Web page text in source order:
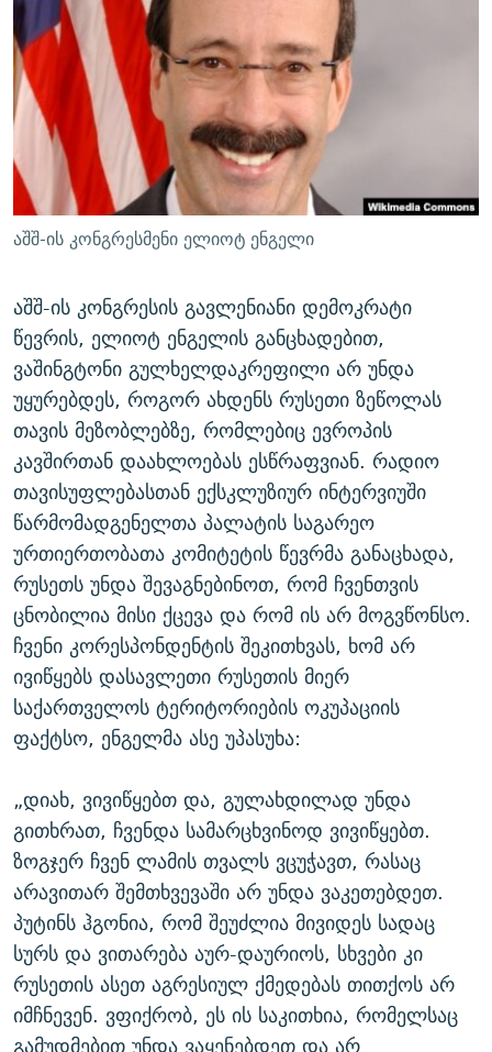
ᲛᲝᲚᲐᲞᲐᲠᲐᲙᲔ ᲢᲔᲥᲡᲢᲔᲑᲘ
ᲨᲘᲜ - ᲣᲪᲮᲝᲔᲗᲨᲘ
ᲚᲘᲢᲔᲠᲐᲢᲣᲠᲣᲚᲘ ᲬᲐᲮᲜᲐᲒᲔᲑᲘ
ᲐᲛᲔᲠᲘᲙᲣᲚᲘ ᲛᲝᲗᲮᲠᲝᲑᲐ
ᲘᲛᲞᲔᲠᲘᲐ ᲓᲐ ᲠᲐᲓᲘᲝ
ᲩᲔᲛᲘ ᲡᲘᲙᲕᲓᲘᲚᲘᲡ ᲛᲘᲖᲔᲖᲘᲐ COVID-19
11 ᲬᲔᲚᲘ - 11 ᲐᲛᲑᲐᲕᲘ
ᲡᲐᲞᲐᲠᲚᲐᲛᲔᲜᲢᲝ ᲐᲠᲩᲔᲕᲜᲔᲑᲘᲡ ᲘᲡᲢᲝᲠᲘᲐ
ᲑᲐᲕᲨᲕᲔᲑᲘ ᲞᲠᲝᲡᲢᲘᲢᲣᲪᲘᲐᲨᲘ - ᲐᲛᲝᲣᲗᲥᲛᲔᲚᲘ ᲐᲛᲑᲐᲕᲘ
5 ᲐᲛᲑᲐᲕᲘ - 20 ᲘᲕᲜᲘᲡᲡ ᲓᲐᲨᲐᲕᲔᲑᲣᲚᲔᲑᲘ
ᲐᲒᲕᲘᲡᲢᲝᲡ ᲝᲛᲘ
ПРИВЕТ ᲙᲣᲚᲢᲣᲠᲐ
ᲒᲐᲛᲝᲘᲬᲔᲠᲔ
რთე/რთ-ის ყველა საიტი
აშშ-ის კონგრესმენი ელიოტ ენგელი
აშშ-ის კონგრესის გავლენიანი დემოკრატი
წევრის, ელიოტ ენგელის განცხადებით,
ვაშინგტონი გულხელდაკრეფილი არ უნდა
უყურებდეს, როგორ ახდენს რუსეთი ზეწოლას
თავის მეზობლებზე, რომლებიც ევროპის
კავშირთან დაახლოებას ესწრაფვიან. რადიო
თავისუფლებასთან ექსკლუზიურ ინტერვიუში
წარმომადგენელთა პალატის საგარეო
ურთიერთობათა კომიტეტის წევრმა განაცხადა,
რუსეთს უნდა შევაგნებინოთ, რომ ჩვენთვის
ცნობილია მისი ქცევა და რომ ის არ მოგვწონსო.
ჩვენი კორესპონდენტის შეკითხვას, ხომ არ
ივიწყებს დასავლეთი რუსეთის მიერ
საქართველოს ტერიტორიების ოკუპაციის
ფაქტსო, ენგელმა ასე უპასუხა:
„დიახ, ვივიწყებთ და, გულახდილად უნდა
გითხრათ, ჩვენდა სამარცხვინოდ ვივიწყებთ.
ზოგჯერ ჩვენ ლამის თვალს ვცუჭავთ, რასაც
არავითარ შემთხვევაში არ უნდა ვაკეთებდეთ.
პუტინს ჰგონია, რომ შეუძლია მივიდეს სადაც
სურს და ვითარება აურ-დაურიოს, სხვები კი
რუსეთის ასეთ აგრესიულ ქმედებას თითქოს არ
იმჩნევენ. ვფიქრობ, ეს ის საკითხია, რომელსაც